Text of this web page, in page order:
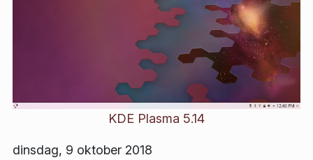
KDE Plasma 5.14
dinsdag, 9 oktober 2018